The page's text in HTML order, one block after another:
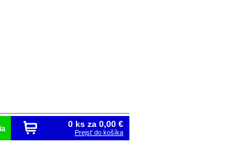
0 ks za 0,00 €
Prejsť do košíka